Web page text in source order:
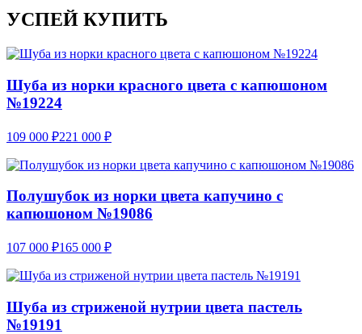
УСПЕЙ КУПИТЬ
Шуба из норки красного цвета с капюшоном
№19224
109 000 ₽221 000 ₽
Полушубок из норки цвета капучино с
капюшоном №19086
107 000 ₽165 000 ₽
Шуба из стриженой нутрии цвета пастель
№19191